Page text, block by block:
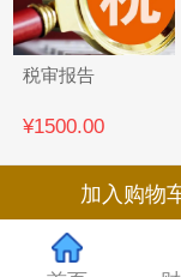
税审报告
¥1500.00